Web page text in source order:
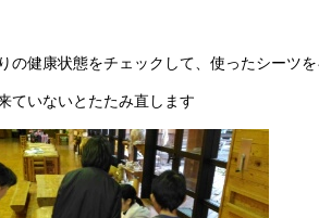
の健康状態をチェックして、使ったシーツ
ていないとたたみ直します